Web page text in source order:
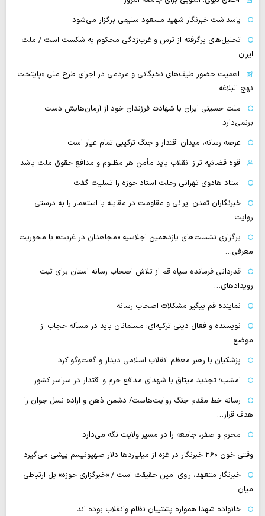
پاسداشت خبرنگار شهید مسعود سلیمی برگزار می‌شود
تحلیل‌های برگرفته از ترس و غرب‌زدگی محکوم به شکست است / ملت
ایران…
اهمیت حضور طیف‌های نخبگانی و مردمی در اجرای طرح ملی «پایتخت
نهج البلاغه…
ملت حسینی ایران با شهادت فرزندان خود از آرمان‌هایش دست
برنمی‌دارد
عرصه رسانه، میدان اقتدار و جنگ ترکیبی تمام عیار است
قوه قضائیه تراز انقلاب باید مأمن هر مظلوم و مدافع حقوق ملت باشد
استاد هادوی تهرانی رحلت استاد حوزه را تسلیت گفت
خبرنگاران تمدن ایرانی و مقاومت در مقابله با استعمار را به درستی
روایت…
برگزاری نشست‌های یازدهمین اجلاسیه «مجاهدان در غربت» با محوریت
معرفی…
قدردانی فرمانده سپاه قم از تلاش اصحاب رسانه استان برای ثبت
رویدادهای…
نماینده قم پیگیر مشکلات اصحاب رسانه
نویسنده و فعال دینی ترکیه‌ای: مسلمانان باید در مسأله حجاب از
موضع…
پزشکیان با رهبر معظم انقلاب اسلامی دیدار و گفت‌وگو کرد
امشب؛ تجدید میثاق با شهدای مدافع حرم و اقتدار در سراسر کشور
رسانه‌ خط مقدم جنگ روایت‌هاست/ دشمن ذهن و اراده نسل جوان را
هدف قرار…
محرم و صفر، جامعه را در مسیر ولایت نگه می‌دارد
وقتی خون ۲۶۰ خبرنگار در غزه از میلیاردها دلار صهیونیسم پیشی می‌گیرد
خبرنگار متعهد، راوی امین حقیقت است / «خبرگزاری حوزه» پل ارتباطی
میان…
خانواده شهدا همواره پشتیبان نظام وانقلاب بوده اند